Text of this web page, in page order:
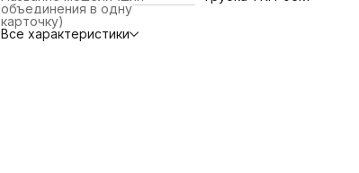
Габаритные размеры, мм 40х50х190
Функционал
Аудиотрубка
Ночной режим
объединения в одну
карточку)
Все характеристики